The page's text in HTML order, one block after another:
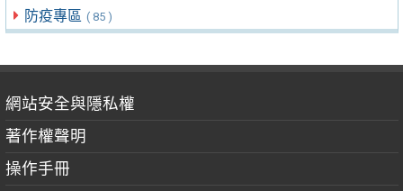
防疫專區 ( 85 )
網站安全與隱私權
著作權聲明
操作手冊